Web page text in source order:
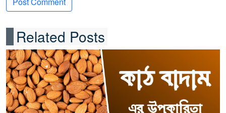
Related Posts